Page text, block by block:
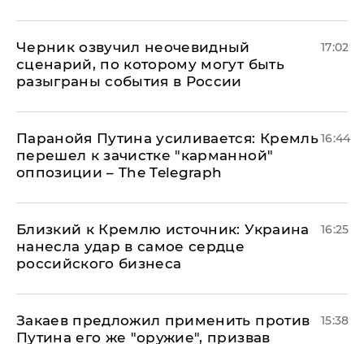
Черник озвучил неочевидный
сценарий, по которому могут быть
разыграны события в России
17:02
Паранойя Путина усиливается: Кремль
перешел к зачистке "карманной"
оппозиции – The Telegraph
16:44
Близкий к Кремлю источник: Украина
нанесла удар в самое сердце
российского бизнеса
16:25
Закаев предложил применить против
Путина его же "оружие", призвав
15:38